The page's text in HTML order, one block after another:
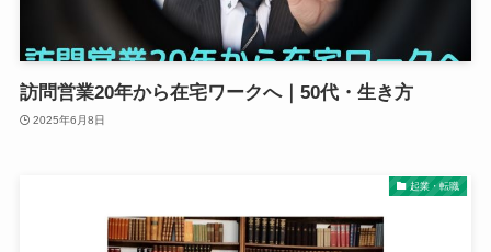
訪問営業20年から在宅ワークへ｜50代・生き方
2025年6月8日
起業・転職